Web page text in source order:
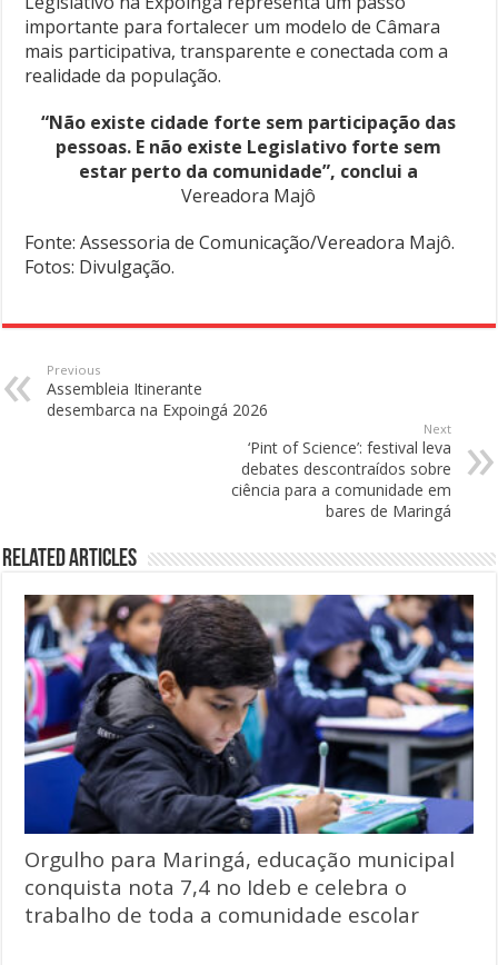
importante para fortalecer um modelo de Câmara
mais participativa, transparente e conectada com a
realidade da população.
“Não existe cidade forte sem participação das
pessoas. E não existe Legislativo forte sem
estar perto da comunidade”, conclui a
Vereadora Majô
Fonte: Assessoria de Comunicação/Vereadora Majô.
Fotos: Divulgação.
Previous
Assembleia Itinerante
desembarca na Expoingá 2026
Next
‘Pint of Science’: festival leva
debates descontraídos sobre
ciência para a comunidade em
bares de Maringá
Related Articles
Orgulho para Maringá, educação municipal
conquista nota 7,4 no Ideb e celebra o
trabalho de toda a comunidade escolar